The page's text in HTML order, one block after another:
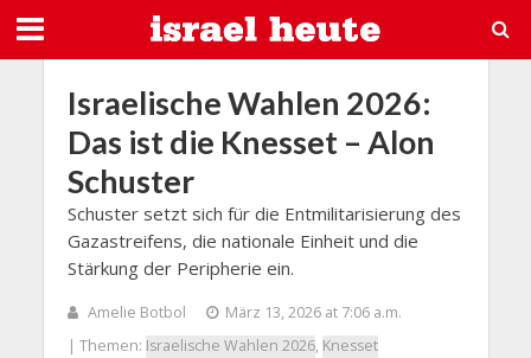
Israelische Wahlen 2026:
Das ist die Knesset – Alon
Schuster
Schuster setzt sich für die Entmilitarisierung des
Gazastreifens, die nationale Einheit und die
Stärkung der Peripherie ein.
Amelie Botbol
März 13, 2026 at 7:06 a.m.
| Themen: Israelische Wahlen 2026, Knesset